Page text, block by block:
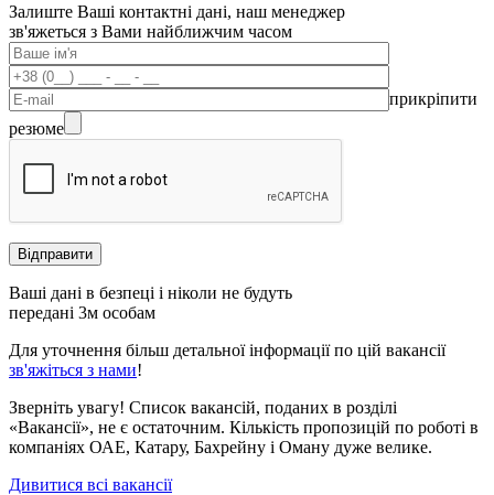
Залиште Ваші контактні дані, наш менеджер
зв'яжеться з Вами найближчим часом
прикріпити
резюме
Ваші дані в безпеці і ніколи не будуть
передані 3м особам
Для уточнення більш детальної інформації по цій вакансії
зв'яжіться з нами!
Зверніть увагу! Список вакансій, поданих в розділі
«Вакансії», не є остаточним. Кількість пропозицій по роботі в
компаніях ОАЕ, Катару, Бахрейну і Оману дуже велике.
Дивитися всі вакансії